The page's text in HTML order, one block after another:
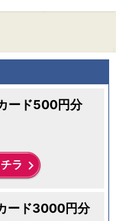
ード500円分
ラ keyboard_arrow_right
ード3000円分